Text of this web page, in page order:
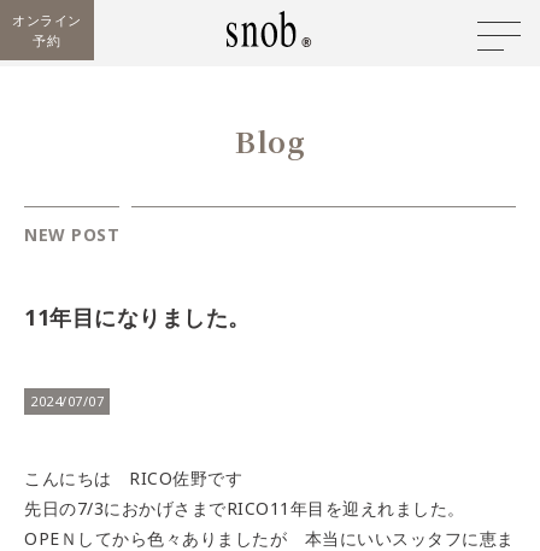
オンライン
予約
Blog
NEW POST
11年目になりました。
2024/07/07
こんにちは RICO佐野です
先日の7/3におかげさまでRICO11年目を迎えれました。
OPEＮしてから色々ありましたが 本当にいいスッタフに恵ま